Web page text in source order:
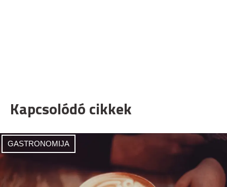
Kapcsolódó cikkek
GASTRONOMIJA